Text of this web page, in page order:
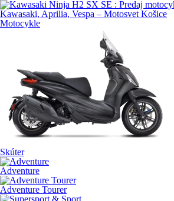
Motocykle
Skúter
Adventure
Adventure Tourer